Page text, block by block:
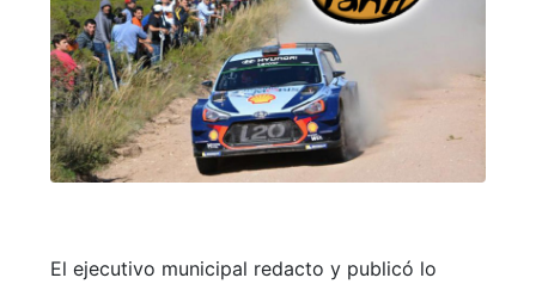
El ejecutivo municipal redacto y publicó lo